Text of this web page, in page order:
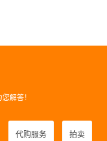
解答！
代购服务 拍卖